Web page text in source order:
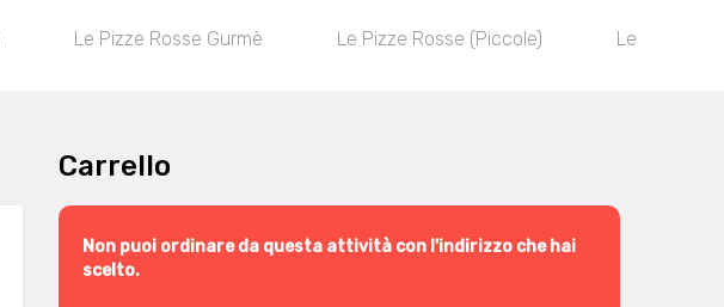
Le Pizze Rosse Gurmè Le Pizze Rosse (Piccole) Le Pizze
Carrello
Non puoi ordinare da questa attività con l'indirizzo che hai
scelto.